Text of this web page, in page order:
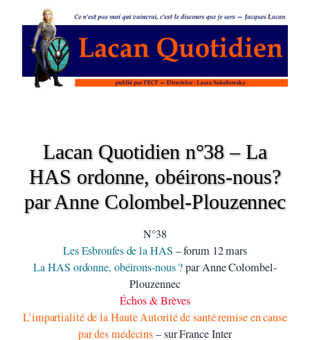
Lacan Quotidien n°38 – La
HAS ordonne, obéirons-nous?
par Anne Colombel-Plouzennec
N°38
Les Esbroufes de la HAS – forum 12 mars
La HAS ordonne, obéirons-nous ?par Anne Colombel-
Plouzennec
Échos & Brèves
L’impartialité de la Haute Autorité de santé remise en cause
par des médecins– sur France Inter